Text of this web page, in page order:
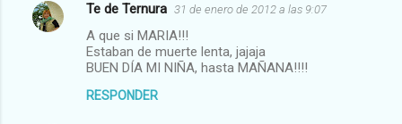
t
Te de Ternura 31 de enero de 2012 a las 9:07
A que si MARIA!!!
Estaban de muerte lenta, jajaja
BUEN DÍA MI NIÑA, hasta MAÑANA!!!!
RESPONDER